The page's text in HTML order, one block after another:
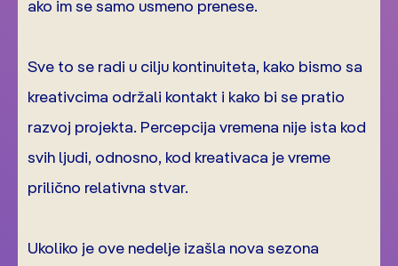
ako im se samo usmeno prenese.
Sve to se radi u cilju kontinuiteta, kako bismo sa
kreativcima održali kontakt i kako bi se pratio
razvoj projekta. Percepcija vremena nije ista kod
svih ljudi, odnosno, kod kreativaca je vreme
prilično relativna stvar.
Ukoliko je ove nedelje izašla nova sezona